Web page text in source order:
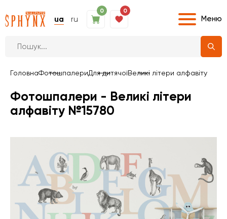
ua ru
0 0
Меню
ГоловнаФотошпалериДля дитячоїВеликі літери алфавіту
Фотошпалери - Великі літери
алфавіту №15780